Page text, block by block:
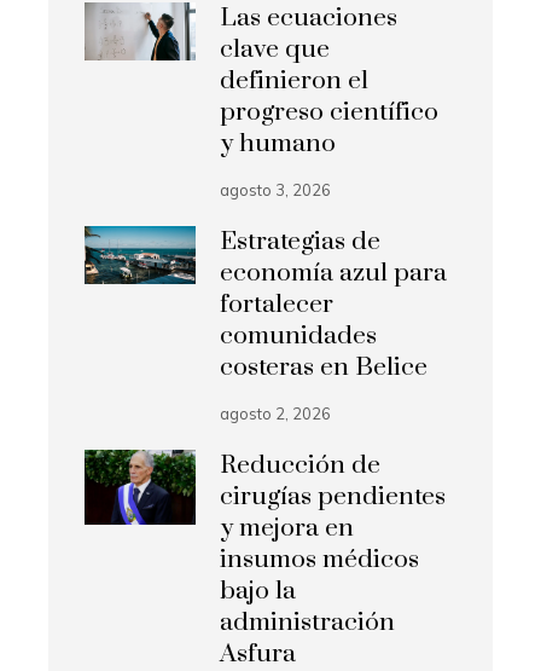
Las ecuaciones
clave que
definieron el
progreso científico
y humano
agosto 3, 2026
Estrategias de
economía azul para
fortalecer
comunidades
costeras en Belice
agosto 2, 2026
Reducción de
cirugías pendientes
y mejora en
insumos médicos
bajo la
administración
Asfura